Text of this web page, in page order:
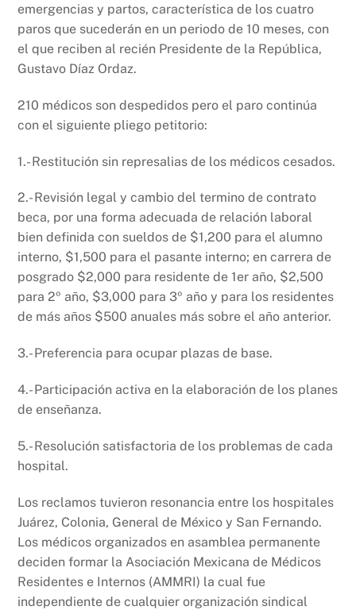
emergencias y partos, característica de los cuatro
paros que sucederán en un periodo de 10 meses, con
el que reciben al recién Presidente de la República,
Gustavo Díaz Ordaz.
210 médicos son despedidos pero el paro continúa
con el siguiente pliego petitorio:
1.- Restitución sin represalias de los médicos cesados.
2.- Revisión legal y cambio del termino de contrato
beca, por una forma adecuada de relación laboral
bien definida con sueldos de $1,200 para el alumno
interno, $1,500 para el pasante interno; en carrera de
posgrado $2,000 para residente de 1er año, $2,500
para 2º año, $3,000 para 3º año y para los residentes
de más años $500 anuales más sobre el año anterior.
3.- Preferencia para ocupar plazas de base.
4.- Participación activa en la elaboración de los planes
de enseñanza.
5.- Resolución satisfactoria de los problemas de cada
hospital.
Los reclamos tuvieron resonancia entre los hospitales
Juárez, Colonia, General de México y San Fernando.
Los médicos organizados en asamblea permanente
deciden formar la Asociación Mexicana de Médicos
Residentes e Internos (AMMRI) la cual fue
independiente de cualquier organización sindical